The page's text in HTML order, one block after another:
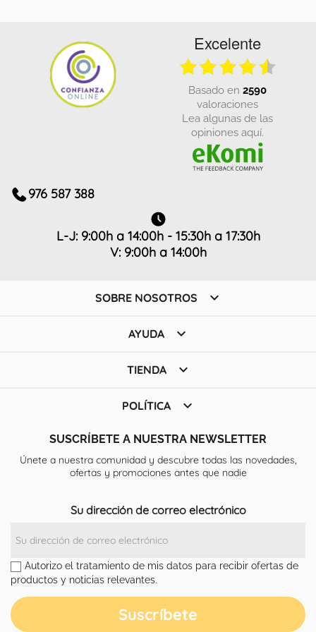
Excelente
basado en 2590
valoraciones
Lea algunas de las
opiniones aquí.
976 587 388
L-J: 9:00h a 14:00h - 15:30h a 17:30h
V: 9:00h a 14:00h
SOBRE NOSOTROS 
AYUDA 
TIENDA 
POLÍTICA 
SUSCRÍBETE A NUESTRA NEWSLETTER
Únete a nuestra comunidad y descubre todas las novedades,
ofertas y promociones antes que nadie
Su dirección de correo electrónico
Autorizo el tratamiento de mis datos para recibir ofertas de
productos y noticias relevantes.